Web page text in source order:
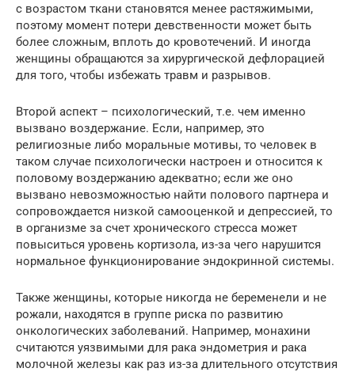
с возрастом ткани становятся менее растяжимыми,
поэтому момент потери девственности может быть
более сложным, вплоть до кровотечений. И иногда
женщины обращаются за хирургической дефлорацией
для того, чтобы избежать травм и разрывов.
Второй аспект – психологический, т.е. чем именно
вызвано воздержание. Если, например, это
религиозные либо моральные мотивы, то человек в
таком случае психологически настроен и относится к
половому воздержанию адекватно; если же оно
вызвано невозможностью найти полового партнера и
сопровождается низкой самооценкой и депрессией, то
в организме за счет хронического стресса может
повыситься уровень кортизола, из-за чего нарушится
нормальное функционирование эндокринной системы.
Также женщины, которые никогда не беременели и не
рожали, находятся в группе риска по развитию
онкологических заболеваний. Например, монахини
считаются уязвимыми для рака эндометрия и рака
молочной железы как раз из-за длительного отсутствия